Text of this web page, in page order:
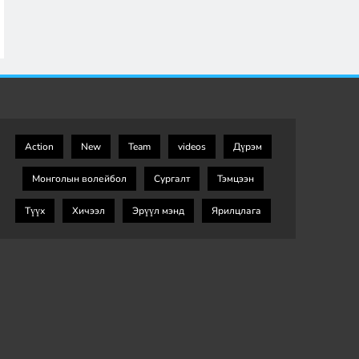
Action New Team videos Дүрэм
Монголын волейбол Сургалт Тэмцээн
Түүх Хичээл Эрүүл мэнд Ярилцлага